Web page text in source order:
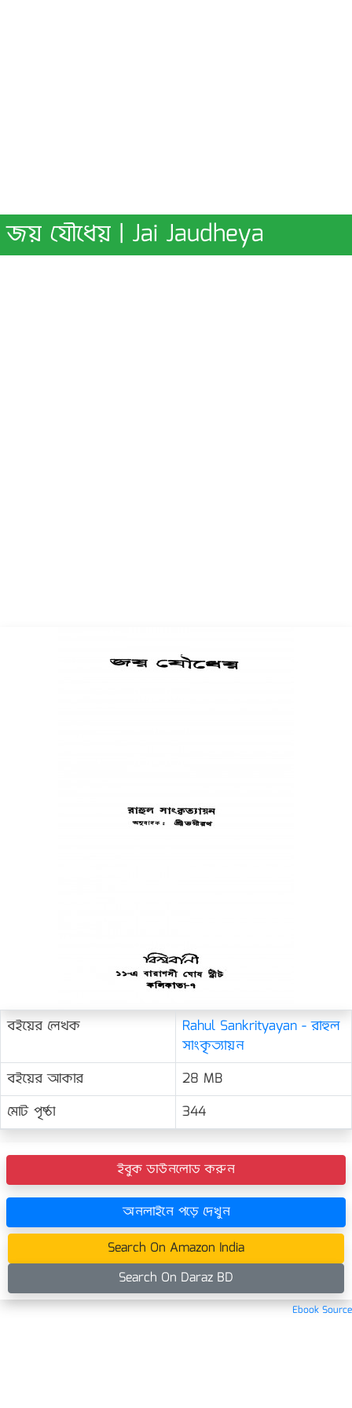
জয় যৌধেয় | Jai Jaudheya
বইয়ের লেখক
Rahul Sankrityayan - রাহুল
সাংকৃত্যায়ন
বইয়ের আকার
28 MB
মোট পৃষ্ঠা
344
ইবুক ডাউনলোড করুন
অনলাইনে পড়ে দেখুন
Search On Amazon India
Search On Daraz BD
Ebook Source